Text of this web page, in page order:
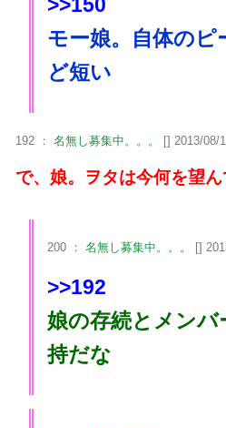
モー娘。自体のピ
ど短い
192 ： 名無し募集中。。。 [] 2013/08/
で、娘。ヲタは今何を望ん
200 ： 名無し募集中。。。 []
>>192
娘の存続とメンバ
持だな